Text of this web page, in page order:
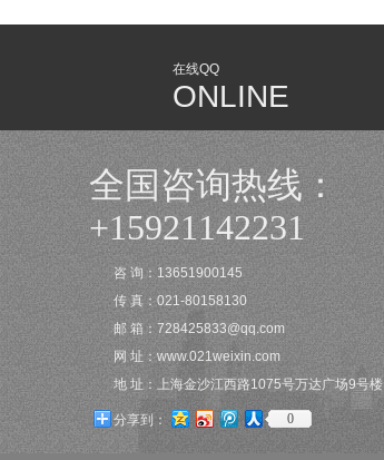
在线QQ
ONLINE
全国咨询热线：
+15921142231
咨 询：13651900145
传 真：021-80158130
邮 箱：728425833@qq.com
网 址：www.021weixin.com
地 址：上海金沙江西路1075号万达广场9号楼
分享到： 0